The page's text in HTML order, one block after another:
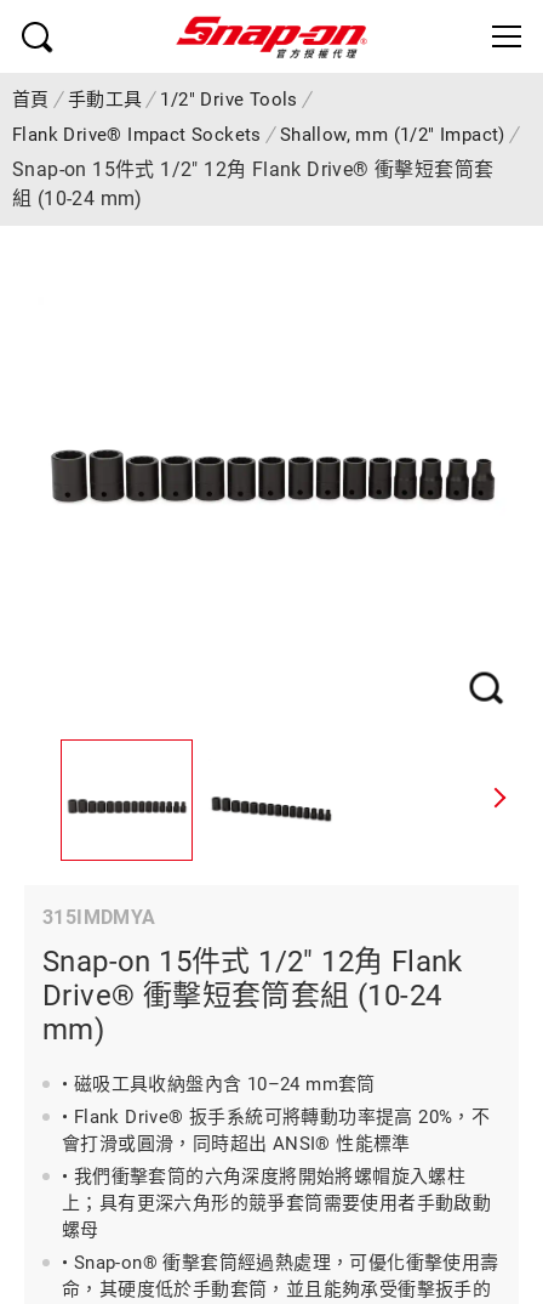
首頁 手動工具
1/2" Drive Tools
Flank Drive® Impact Sockets
Shallow, mm (1/2" Impact)
Snap-on 15件式 1/2" 12角 Flank Drive® 衝擊短套筒套
組 (10-24 mm)
315IMDMYA
Snap-on 15件式 1/2" 12角 Flank
Drive® 衝擊短套筒套組 (10-24
mm)
• 磁吸工具收納盤內含 10–24 mm套筒
• Flank Drive® 扳手系統可將轉動功率提高 20%，不
會打滑或圓滑，同時超出 ANSI® 性能標準
• 我們衝擊套筒的六角深度將開始將螺帽旋入螺柱
上；具有更深六角形的競爭套筒需要使用者手動啟動
螺母
• Snap-on® 衝擊套筒經過熱處理，可優化衝擊使用壽
命，其硬度低於手動套筒，並且能夠承受衝擊扳手的